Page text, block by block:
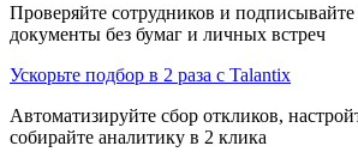
Проверяйте сотрудников и
документы без бумаг и личных встреч
Ускорьте подбор в 2 раза с Talantix
Автоматизируйте сбор откликов,
собирайте аналитику в 2 клика